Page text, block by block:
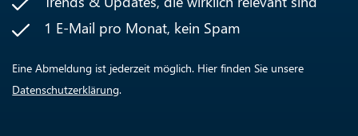
1 E-Mail pro Monat, kein Spam
Eine Abmeldung ist jederzeit möglich. Hier finden Sie unsere
Datenschutzerklärung.